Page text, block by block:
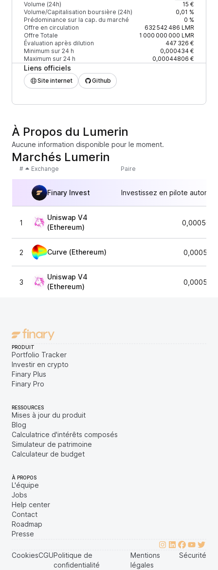
Volume (24h)
15 €
Volume/Capitalisation boursière (24h)
0,01 %
Prédominance sur la cap. du marché
0 %
Offre en circulation
632 542 486 LMR
Offre Totale
1 000 000 000 LMR
Évaluation après dilution
447 326 €
Minimum sur 24 h
0,000434 €
Maximum sur 24 h
0,00044806 €
Liens officiels
Site internet Github
À Propos du Lumerin
Aucune information disponible pour le moment.
Marchés Lumerin
# Exchange Paire
Finary Invest Investissez en pilote
1
Uniswap V4
(Ethereum)
2 Curve (Ethereum)
3
Uniswap V4
(Ethereum)
PRODUIT
Portfolio Tracker
Investir en crypto
Finary Plus
Finary Pro
RESSOURCES
Mises à jour du produit
Blog
Calculatrice d'intérêts composés
Simulateur de patrimoine
Calculateur de budget
À PROPOS
L'équipe
Jobs
Help center
Contact
Roadmap
Presse
CookiesCGUPolitique de
confidentialité
Mentions
légales
Sécurité